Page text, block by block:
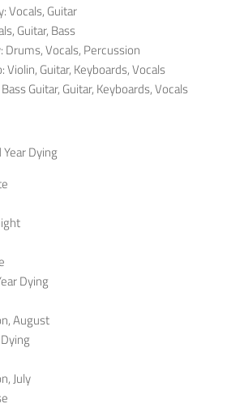
Vocals, Guitar
Guitar, Bass
Vocals, Percussion
Violin, Guitar, Keyboards, Vocals
Guitar, Guitar, Keyboards, Vocals
Dying
Dying
August
July